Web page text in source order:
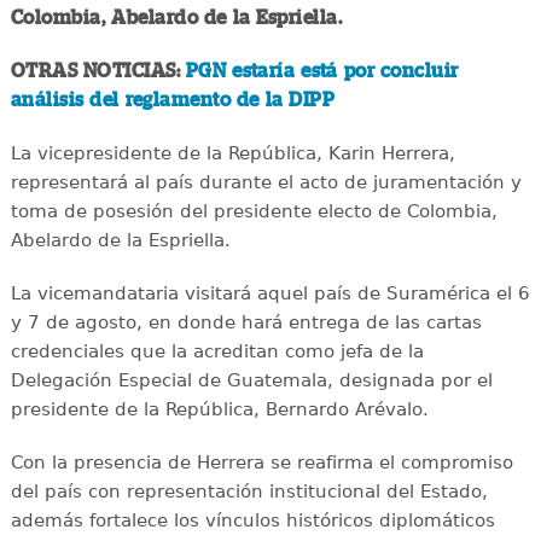
Colombia, Abelardo de la Espriella.
OTRAS NOTICIAS: PGN estaría está por concluir
análisis del reglamento de la DIPP
La vicepresidente de la República, Karin Herrera,
representará al país durante el acto de juramentación y
toma de posesión del presidente electo de Colombia,
Abelardo de la Espriella.
La vicemandataria visitará aquel país de Suramérica el 6
y 7 de agosto, en donde hará entrega de las cartas
credenciales que la acreditan como jefa de la
Delegación Especial de Guatemala, designada por el
presidente de la República, Bernardo Arévalo.
Con la presencia de Herrera se reafirma el compromiso
del país con representación institucional del Estado,
además fortalece los vínculos históricos diplomáticos